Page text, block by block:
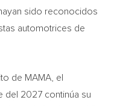
sido reconocidos
automotrices de
de MAMA, el
del 2027 continúa su